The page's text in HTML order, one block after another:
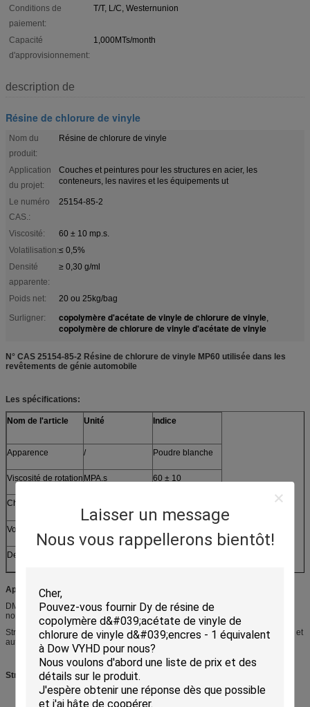
Laisser un message
Nous vous rappellerons bientôt!
Conditions de
paiement:
T/T, L/C, Westernunion
Capacité
d'approvisionnement:
1,000MTs/month
description de
Résine de chlorure de vinyle
Nom du
produit:
Résine de chlorure de vinyle
Application
du projet:
Couches et peintures pour les structures en acier, les
conteneurs, les navires et les équipements ut
Le numéro
CAS.:
25154-85-2
Viscosité:
60 ± 10 mp.s.
Volatilisation:≤ 0,5%
Densité
apparente:
≥ 0,30 g/ml
Poids net:
20 ou 25kg/bag
Surligner:
copolymère d'acétate de vinyle de chlorure de vinyle,
copolymère de chlorure de vinyle d'acétate de vinyle
N° CAS 25154-85-2 Résine de chlorure de vinyle MP60 utilisée dans les
revêtements de génie automobile
Les spécifications:
Nom de l'article Unité Indice
Apparence / Poudre blanche
Viscosité de rotation MPA.s 60 ± 10
Chlorure
Volatilité
Densité apparente
Applications:
DMP60 peut être appliqué dans la résine de base des revêtements dans de
nombreux domaines tels que:
Structures en acier, conteneurs, navires et équipements pour l'eau, machines et
automobiles, installations de transport, protection des bâtiments, etc.
Structure moléculaire: